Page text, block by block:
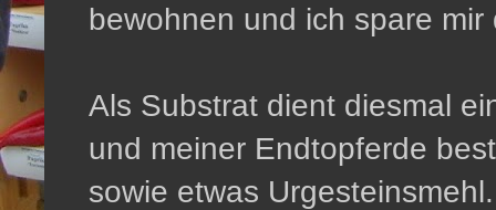
bewohnen und ich spare
Als Substrat dient diesmal
und meiner Endtopferde
sowie etwas Urgesteinsmehl.